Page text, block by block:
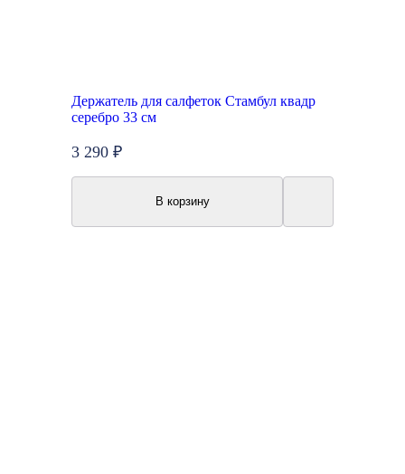
Держатель для салфеток Стамбул квадр
серебро 33 см
3 290 ₽
В корзину